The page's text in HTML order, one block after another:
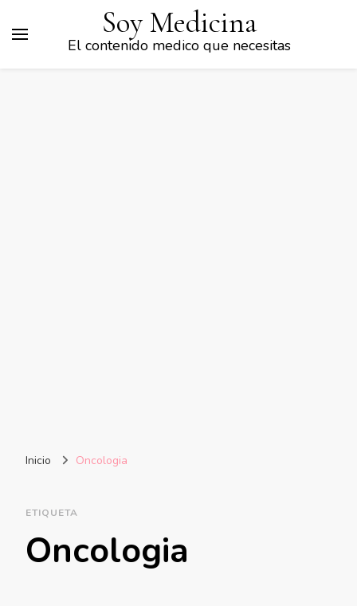
Soy Medicina
El contenido medico que necesitas
Inicio Oncologia
ETIQUETA
Oncologia